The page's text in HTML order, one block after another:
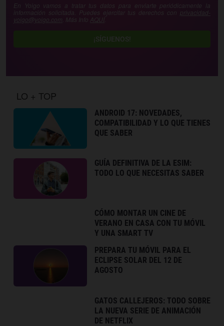
En Yoigo vamos a tratar tus datos para enviarte periódicamente la
información solicitada. Puedes ejercitar tus derechos con privacidad-
yoigo@yoigo.com . Más Info AQUÍ
¡SÍGUENOS!
LO + TOP
ANDROID 17: NOVEDADES,
COMPATIBILIDAD Y LO QUE TIENES
QUE SABER
GUÍA DEFINITIVA DE LA ESIM:
TODO LO QUE NECESITAS SABER
CÓMO MONTAR UN CINE DE
VERANO EN CASA CON TU MÓVIL
Y UNA SMART TV
PREPARA TU MÓVIL PARA EL
ECLIPSE SOLAR DEL 12 DE
AGOSTO
GATOS CALLEJEROS: TODO SOBRE
LA NUEVA SERIE DE ANIMACIÓN
DE NETFLIX